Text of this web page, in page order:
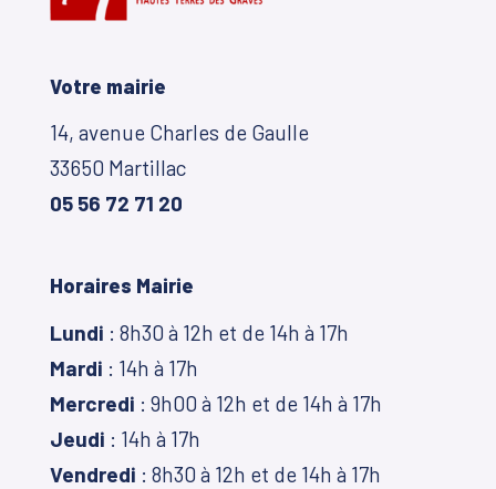
Votre mairie
14, avenue Charles de Gaulle
33650 Martillac
05 56 72 71 20
Horaires Mairie
Lundi : 8h30 à 12h et de 14h à 17h
Mardi : 14h à 17h
Mercredi : 9h00 à 12h et de 14h à 17h
Jeudi : 14h à 17h
Vendredi : 8h30 à 12h et de 14h à 17h